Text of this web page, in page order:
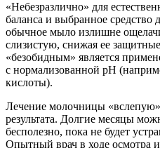
«Небезразлично» для
баланса и выбранное
обычное мыло излишне
слизистую, снижая ее
«безобидным» является
с нормализованной рН
кислоты).
Лечение молочницы
результата. Долгие месяцы
бесполезно, пока не будет
Опытный врач в ходе осмотра